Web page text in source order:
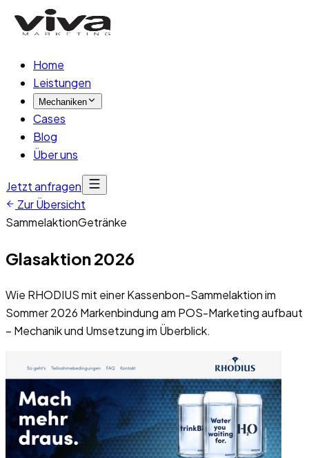
Home
Leistungen
Mechaniken
Cases
Blog
Über uns
Jetzt anfragen
Zur Übersicht
SammelaktionGetränke
Glasaktion 2026
Wie RHODIUS mit einer Kassenbon-Sammelaktion im
Sommer 2026 Markenbindung am POS-Marketing aufbaut
– Mechanik und Umsetzung im Überblick.